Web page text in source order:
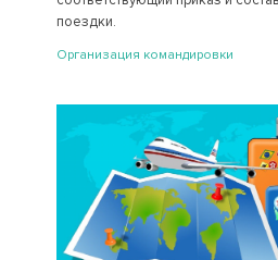
поездки.
Организация командировки